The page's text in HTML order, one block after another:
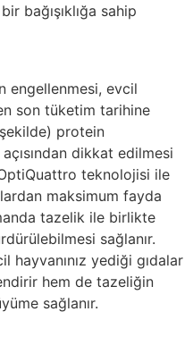
bağışıklığa sahip
engellenmesi, evcil
son tüketim tarihine
protein
dikkat edilmesi
teknolojisi ile
maksimum fayda
tazelik ile birlikte
sağlanır.
yediği gıdalar
hem de tazeliğin
sağlanır.